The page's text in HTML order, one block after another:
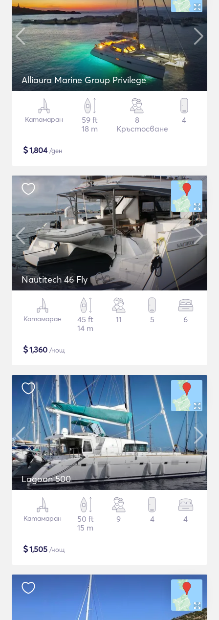
Alliaura Marine Group Privilege
Катамаран
59 ft
18 m
8
Кръстосване
4
$1,804/ден
Nautitech 46 Fly
Катамаран
45 ft
14 m
11 5 6
$1,360 /нощ
Lagoon 500
Катамаран
50 ft
15 m
9 4 4
$1,505 /нощ